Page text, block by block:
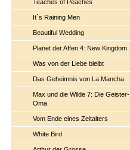
Teaches of Peaches
It´s Raining Men
Beautiful Wedding
Planet der Affen 4: New Kingdom
Was von der Liebe bleibt
Das Geheimnis von La Mancha
Max und die Wilde 7: Die Geister-
Oma
Vom Ende eines Zeitalters
White Bird